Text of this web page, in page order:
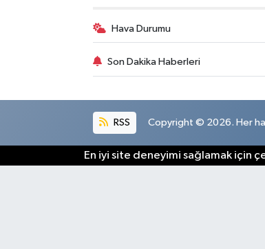
Hava Durumu
Son Dakika Haberleri
RSS Copyright © 2026. Her
En iyi site deneyimi sağlamak için